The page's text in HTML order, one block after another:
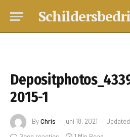
2015-1
ByChris juni 18, 2021